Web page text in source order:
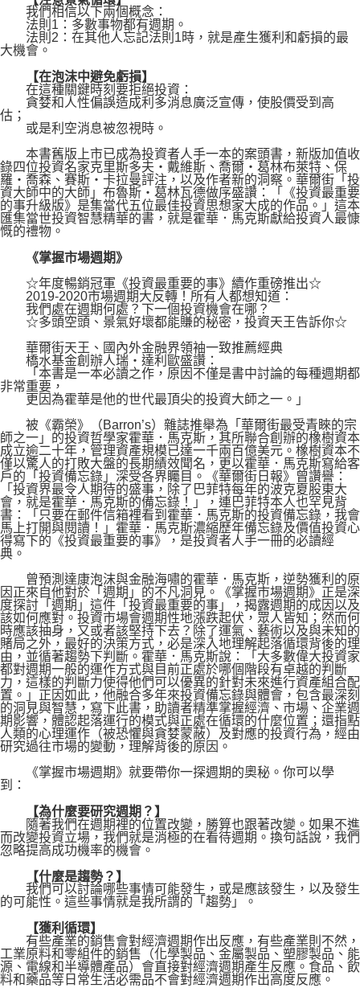
我們相信以下兩個概念：
法則1：多數事物都有週期。
法則2：在其他人忘記法則1時，就是產生獲利和虧損的最
大機會。
【在泡沫中避免虧損】
在這種關鍵時刻要拒絕投資：
貪婪和人性偏誤造成利多消息廣泛宣傳，使股價受到高
估；
或是利空消息被忽視時。
本書舊版上市已成為投資者人手一本的案頭書，新版加值收
錄四位投資名家克里斯多夫‧戴維斯、喬爾‧葛林布萊特、保
羅‧喬森、賽斯‧卡拉曼評注，以及作者新的洞察。華爾街「投
資大師中的大師」布魯斯‧葛林瓦德做序盛讚：「《投資最重要
的事升級版》是集當代五位最佳投資思想家大成的作品。」這本
匯集當世投資智慧精華的書，就是霍華．馬克斯獻給投資人最慷
慨的禮物。
《掌握市場週期》
☆年度暢銷冠軍《投資最重要的事》續作重磅推出☆
2019-2020市場週期大反轉！所有人都想知道：
我們處在週期何處？下一個投資機會在哪？
☆多頭空頭、景氣好壞都能賺的秘密，投資天王告訴你☆
華爾街天王、國內外金融界領袖一致推薦經典
橋水基金創辦人瑞‧達利歐盛讚：
「本書是一本必讀之作，原因不僅是書中討論的每種週期都
非常重要，
更因為霍華是他的世代最頂尖的投資大師之一。」
被《霸榮》（Barron’s）雜誌推舉為「華爾街最受青睞的宗
師之一」的投資哲學家霍華．馬克斯，其所聯合創辦的橡樹資本
成立逾二十年，管理資產規模已達一千兩百億美元。橡樹資本不
僅以驚人的打敗大盤的長期績效聞名，更以霍華．馬克斯寫給客
戶的「投資備忘錄」深受各界矚目。《華爾街日報》曾讚譽：
「投資界最令人期待的盛事，除了巴菲特每年的波克夏股東大
會，就是霍華．馬克斯的備忘錄！」，連巴菲特本人也罕見背
書：「只要在郵件信箱裡看到霍華．馬克斯的投資備忘錄，我會
馬上打開與閱讀！」霍華．馬克斯濃縮歷年備忘錄及價值投資心
得寫下的《投資最重要的事》，是投資者人手一冊的必讀經
典。
曾預測達康泡沫與金融海嘯的霍華．馬克斯，逆勢獲利的原
因正來自他對於「週期」的不凡洞見。《掌握市場週期》正是深
度探討「週期」這件「投資最重要的事」，揭露週期的成因以及
該如何應對。投資市場會週期性地漲跌起伏，眾人皆知；然而何
時應該抽身，又或者該堅持下去？除了運氣、藝術以及與未知的
賭局之外，最好的決策方式，必是深入地理解起落循環背後的理
由，並循著趨勢下判斷。霍華．馬克斯說：「大多數偉大投資家
都對週期一般的運作方式與目前正處於哪個階段有卓越的判斷
力，這樣的判斷力使得他們可以優異的針對未來進行資產組合配
置。」正因如此，他融合多年來投資備忘錄與體會，包含最深刻
的洞見與智慧，寫下此書，助讀者精準掌握經濟、市場、企業週
期影響，體認起落運行的模式與正處在循環的什麼位置；還指點
人類的心理運作（被恐懼與貪婪蒙蔽）及對應的投資行為，經由
研究過往市場的變動，理解背後的原因。
《掌握市場週期》就要帶你一探週期的奧秘。你可以學
到：
【為什麼要研究週期？】
隨著我們在週期裡的位置改變，勝算也跟著改變。如果不進
而改變投資立場，我們就是消極的在看待週期。換句話說，我們
忽略提高成功機率的機會。
【什麼是趨勢？】
我們可以討論哪些事情可能發生，或是應該發生，以及發生
的可能性。這些事情就是我所謂的「趨勢」。
【獲利循環】
有些產業的銷售會對經濟週期作出反應，有些產業則不然，
工業原料和零組件的銷售（化學製品、金屬製品、塑膠製品、能
源、電線和半導體產品）會直接對經濟週期產生反應。食品、飲
料和藥品等日常生活必需品不會對經濟週期作出高度反應。